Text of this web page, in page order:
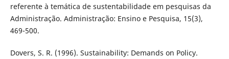
referente à temática de sustentabilidade em pesquisas da
Administração. Administração: Ensino e Pesquisa, 15(3),
469-500.
Dovers, S. R. (1996). Sustainability: Demands on Policy.